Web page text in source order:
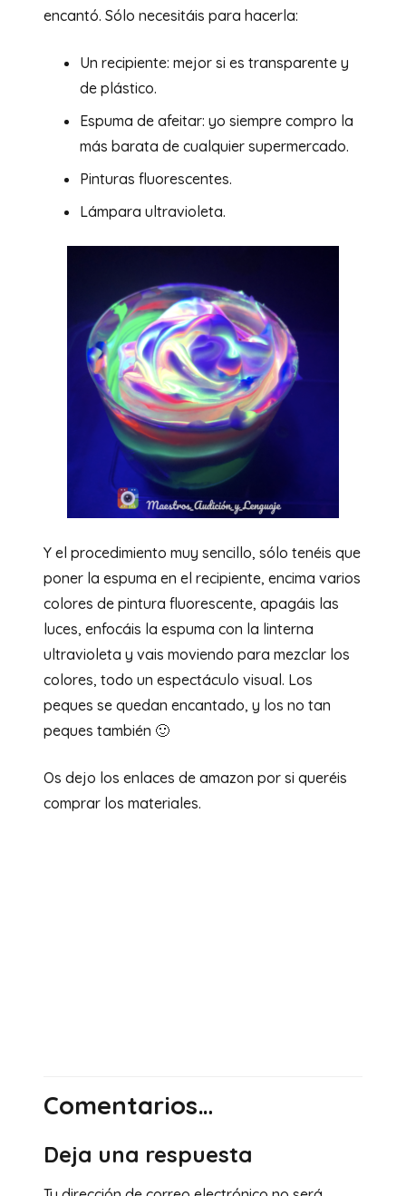
encantó. Sólo necesitáis para hacerla:
Un recipiente: mejor si es transparente y
de plástico.
Espuma de afeitar: yo siempre compro la
más barata de cualquier supermercado.
Pinturas fluorescentes.
Lámpara ultravioleta.
Y el procedimiento muy sencillo, sólo tenéis que
poner la espuma en el recipiente, encima varios
colores de pintura fluorescente, apagáis las
luces, enfocáis la espuma con la linterna
ultravioleta y vais moviendo para mezclar los
colores, todo un espectáculo visual. Los
peques se quedan encantado, y los no tan
peques también 🙂
Os dejo los enlaces de amazon por si queréis
comprar los materiales.
Comentarios…
Deja una respuesta